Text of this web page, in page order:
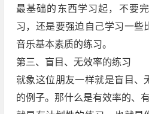
最基础的东西学习起，不要
习，还是要强迫自己学习一些
音乐基本素质的练习。
第三、盲目、无效率的练习
就象这位朋友一样就是盲目、
的例子。那什么是有效率的、